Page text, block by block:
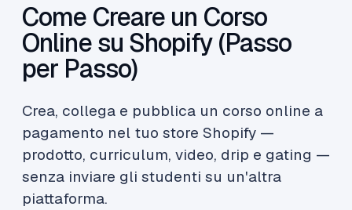
Come Creare un Corso
Online su Shopify (Passo
per Passo)
Crea, collega e pubblica un corso online a
pagamento nel tuo store Shopify —
prodotto, curriculum, video, drip e gating —
senza inviare gli studenti su un'altra
piattaforma.